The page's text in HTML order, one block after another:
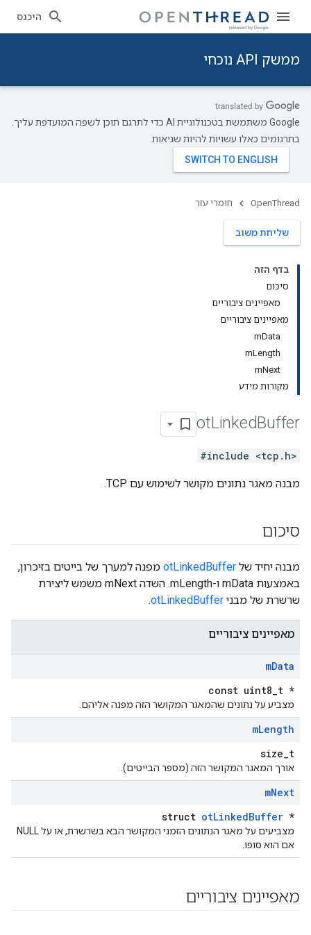
היכנס
ממשק API נוכחי
‫Google משתמשת בטכנולוגיית AI כדי לתרגם תוכן לשפה המועדפת עליך.
בתרגומים כאלו עשויות להיות שגיאות.
OpenThread חומרי עזר
שליחת משוב
בדף הזה
סיכום
מאפיינים ציבוריים
מאפיינים ציבוריים
mData
mLength
mNext
מקורות מידע
otLinkedBuffer
#include <tcp.h>
מבנה מאגר נתונים מקושר לשימוש עם TCP.
סיכום
מבנה יחיד של otLinkedBuffer מפנה למערך של בייטים בזיכרון,
באמצעות mData ו-mLength. השדה mNext משמש ליצירת
שרשרת של מבני otLinkedBuffer
.
מאפיינים ציבוריים
mData
const uint8_t *
מצביע על נתונים שהמאגר המקושר הזה מפנה אליהם.
mLength
size_t
אורך המאגר המקושר הזה (מספר הבייטים).
mNext
struct otLinkedBuffer *
מצביעים על מאגר הנתונים הזמני המקושר הבא בשרשרת, או על NULL
אם הוא סופו.
מאפיינים ציבוריים